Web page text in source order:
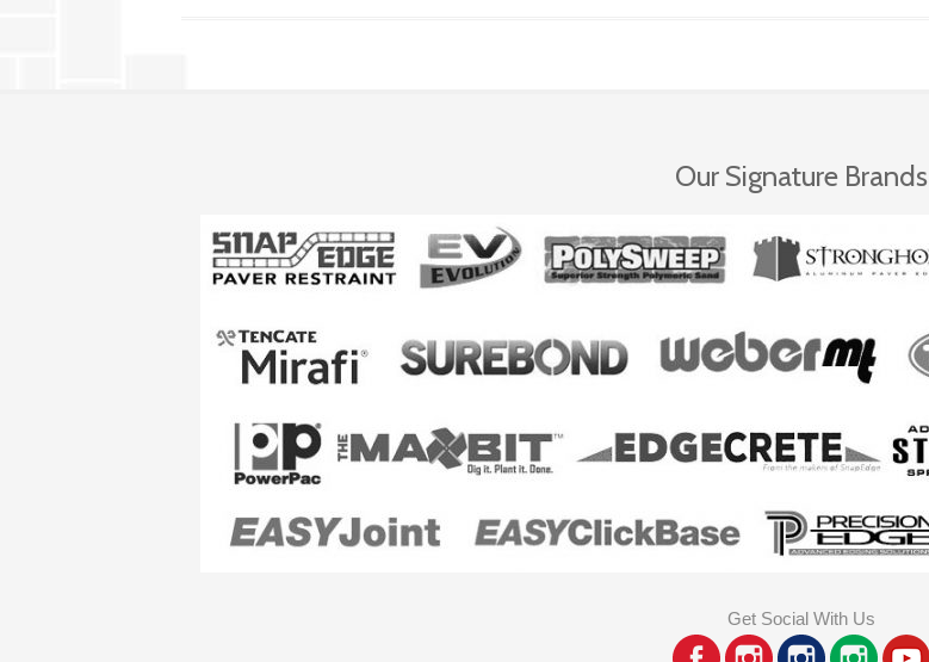
Our Signature Brands
Get Social With Us